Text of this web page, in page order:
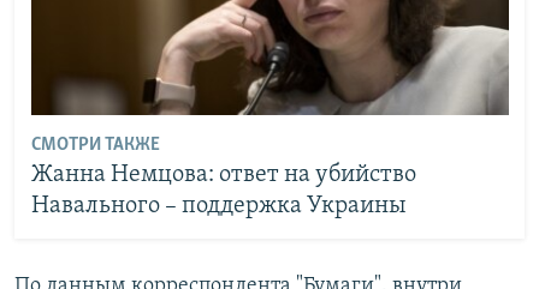
СМОТРИ ТАКЖЕ
Жанна Немцова: ответ на убийство
Навального – поддержка Украины